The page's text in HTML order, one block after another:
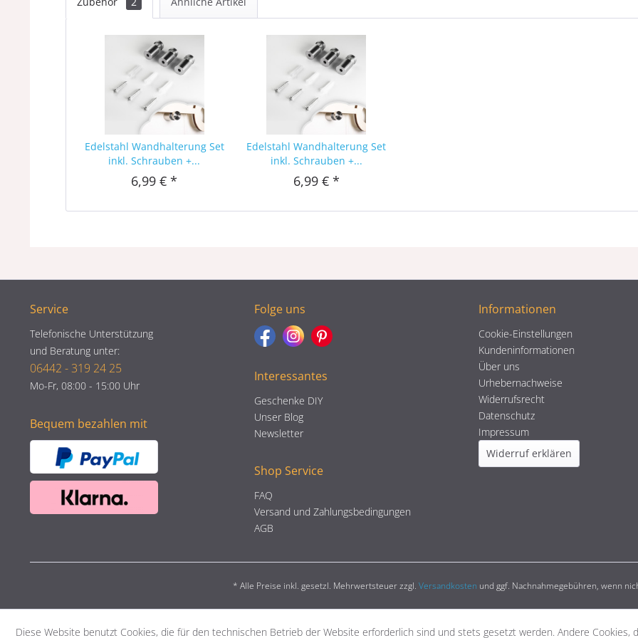
Edelstahl Wandhalterung Set
inkl. Schrauben +...
6,99 € *
Edelstahl Wandhalterung Set
inkl. Schrauben +...
6,99 € *
Service
Telefonische Unterstützung
und Beratung unter:
06442 - 319 24 25
Mo-Fr, 08:00 - 15:00 Uhr
Bequem bezahlen mit
Folge uns
Interessantes
Geschenke DIY
Unser Blog
Newsletter
Shop Service
FAQ
Versand und Zahlungsbedingungen
AGB
Informationen
Cookie-Einstellungen
Kundeninformationen
Über uns
Urhebernachweise
Widerrufsrecht
Datenschutz
Impressum
Widerruf erklären
* Alle Preise inkl. gesetzl. Mehrwertsteuer zzgl. Versandkosten und ggf. Nachnahmegebühren, wenn
Diese Website benutzt Cookies, die für den technischen Betrieb der Website erforderlich sind und stets gesetzt werden. Andere Cookies,